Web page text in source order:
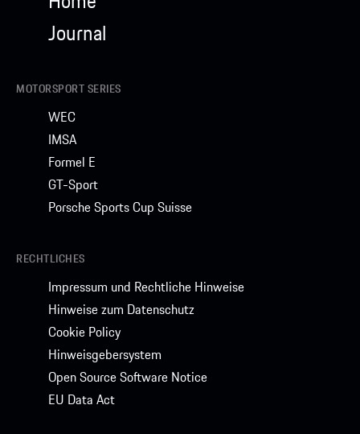
Journal
MOTORSPORT SERIES
WEC
IMSA
Formel E
GT-Sport
Porsche Sports Cup Suisse
RECHTLICHES
Impressum und Rechtliche Hinweise
Hinweise zum Datenschutz
Cookie Policy
Hinweisgebersystem
Open Source Software Notice
EU Data Act